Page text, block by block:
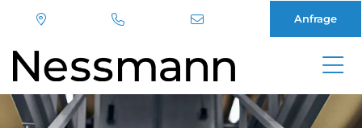
Direkt
zum
Inhalt
Anfrage